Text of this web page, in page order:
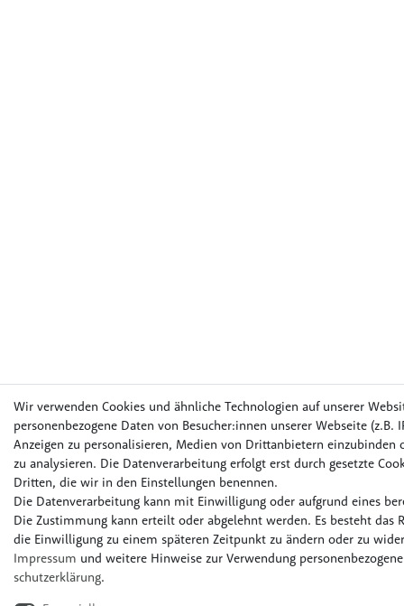
Wir verwenden Cookies und ähnliche Technologien auf unserer
personenbezogene Daten von Besucher:innen unserer Webseite (z.B.
Anzeigen zu personalisieren, Medien von Drittanbietern einzubinden
zu analysieren. Die Datenverarbeitung erfolgt erst durch gesetzte
Dritten, die wir in den Einstellungen benennen.
Die Datenverarbeitung kann mit Einwilligung oder aufgrund eines
Die Zustimmung kann erteilt oder abgelehnt werden. Es besteht das
die Einwilligung zu einem späteren Zeitpunkt zu ändern oder zu
Impressum und weitere Hinweise zur Verwendung
schutz­erklärung.